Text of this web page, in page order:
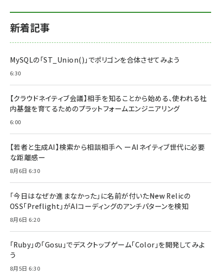
新着記事
MySQLの「ST_Union()」でポリゴンを合体させてみよう
6:30
【クラウドネイティブ会議】相手を知ることから始める、使われる社
内基盤を育てるためのプラットフォームエンジニアリング
6:00
【若者と生成AI】検索から相談相手へ ーAIネイティブ世代に必要
な距離感ー
8月6日 6:30
「今日はなぜか進まなかった」に名前が付いた――New Relicの
OSS「Preflight」がAIコーディングのアンチパターンを検知
8月6日 6:20
「Ruby」の「Gosu」でデスクトップゲーム「Color」を開発してみよ
う
8月5日 6:30